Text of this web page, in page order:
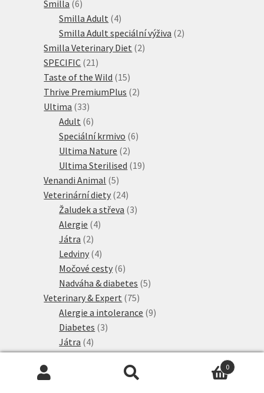
Smilla 66
produktů
Smilla Adult 44
produkty
Smilla Adult speciální výživa 22
Smilla Veterinary Diet 22
SPECIFIC 21 21
produktů
Taste of the Wild 1515
produktů
Thrive PremiumPlus 22
Ultima 3333
produktů
Adult 66
produktů
Speciální krmivo 66
Ultima Nature 22
produkty
Ultima Sterilised 1919
Venandi Animal 55
produktů
Veterinární diety 2424
produktů
Žaludek a střeva 33
Alergie 44
Játra 22
produkty
Ledviny 44
produkty
Močové cesty 66
produktů
Nadváha & diabetes 55
Veterinary & Expert 7575
produktů
Alergie a intolerance 99
Diabetes 33
Játra 44
produkty
Ledviny a močové cesty 2121
0